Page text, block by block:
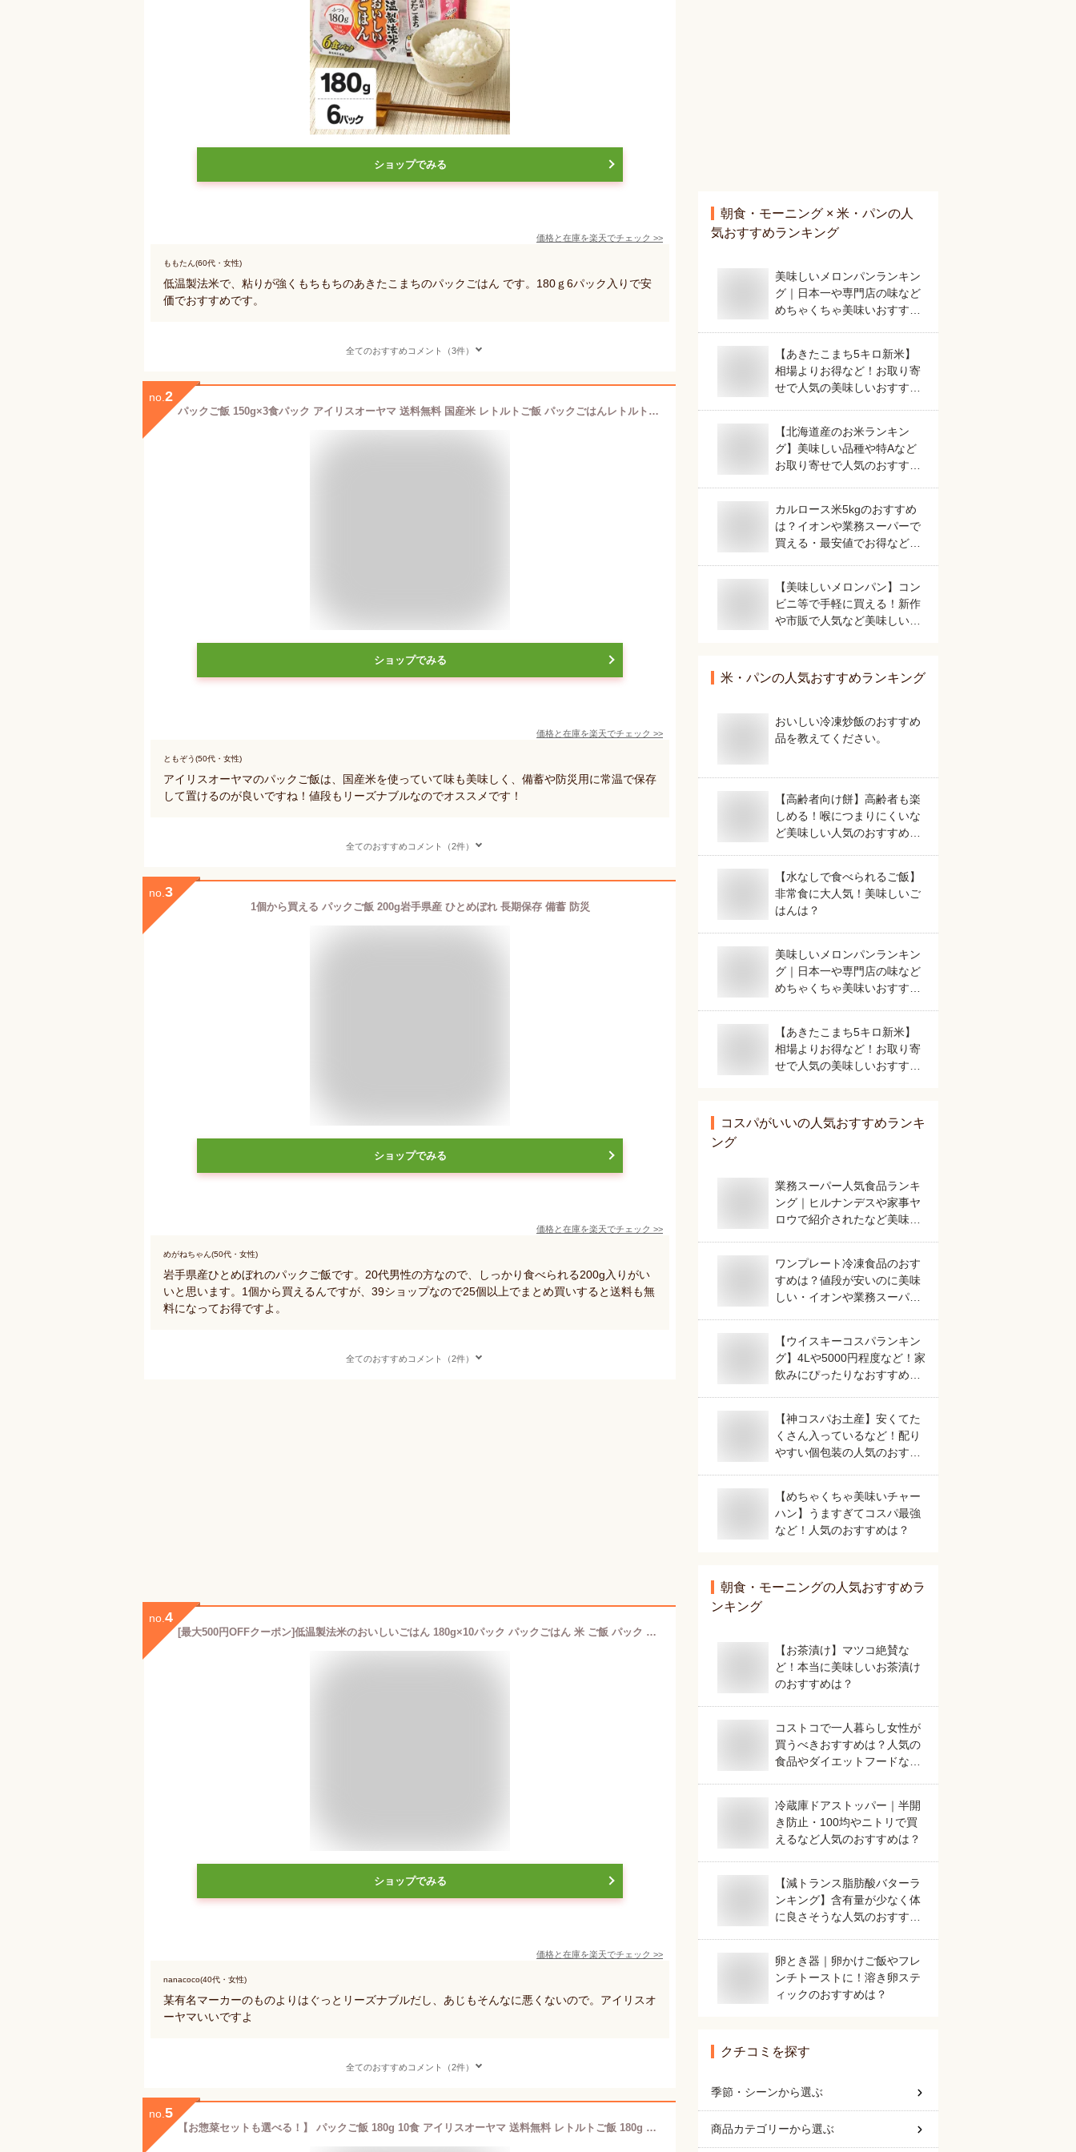
ショップでみる
価格と在庫を楽天でチェック >>
ももたん(60代・女性)
低温製法米で、粘りが強くもちもちのあきたこまちのパックごはん です。180ｇ6パック入りで安
価でおすすめです。
全てのおすすめコメント（3件）
no. 2
パックご飯 150g×3食パック アイリスオーヤマ 送料無料 国産米 レトルトご飯 パックごはんレトルトごはん 備蓄用 防災 常温保存可 保存食 非常食 一人暮らし 仕送り 低温製法米のおいしいごはん アイリスフーズ
ショップでみる
価格と在庫を楽天でチェック >>
ともぞう(50代・女性)
アイリスオーヤマのパックご飯は、国産米を使っていて味も美味しく、備蓄や防災用に常温で保存
して置けるのが良いですね！値段もリーズナブルなのでオススメです！
全てのおすすめコメント（2件）
no. 3
1個から買える パックご飯 200g岩手県産 ひとめぼれ 長期保存 備蓄 防災
ショップでみる
価格と在庫を楽天でチェック >>
めがねちゃん(50代・女性)
岩手県産ひとめぼれのパックご飯です。20代男性の方なので、しっかり食べられる200g入りがい
いと思います。1個から買えるんですが、39ショップなので25個以上でまとめ買いすると送料も無
料になってお得ですよ。
全てのおすすめコメント（2件）
no. 4
[最大500円OFFクーポン]低温製法米のおいしいごはん 180g×10パック パックごはん 米 ご飯 パック レトルト レンチン 備蓄 非常食 保存食 常温で長期保存 アウトドア 食料 防災 国産米 アイリスオーヤマ
ショップでみる
価格と在庫を楽天でチェック >>
nanacoco(40代・女性)
某有名マーカーのものよりはぐっとリーズナブルだし、あじもそんなに悪くないので。アイリスオ
ーヤマいいですよ
全てのおすすめコメント（2件）
no. 5
【お惣菜セットも選べる！】 パックご飯 180g 10食 アイリスオーヤマ 送料無料 レトルトご飯 180g パックごはん 180g 国産米100％使用 レトルト御飯 非常食 備蓄用 防災 常温保存可 一人暮らし 仕送り 低温製法米のおいしいごはん アイリスフーズ
朝食・モーニング × 米・パンの人
気おすすめランキング
美味しいメロンパンランキン
グ｜日本一や専門店の味など
めちゃくちゃ美味いおすすめ
【あきたこまち5キロ新米】
相場よりお得など！お取り寄
せで人気の美味しいおすすめ
【北海道産のお米ランキン
グ】美味しい品種や特Aなど
お取り寄せで人気のおすすめ
カルロース米5kgのおすすめ
は？イオンや業務スーパーで
買える・最安値でお得など人
【美味しいメロンパン】コン
ビニ等で手軽に買える！新作
や市販で人気など美味しいお
米・パンの人気おすすめランキング
おいしい冷凍炒飯のおすすめ
品を教えてください。
【高齢者向け餅】高齢者も楽
しめる！喉につまりにくいな
ど美味しい人気のおすすめ
【水なしで食べられるご飯】
非常食に大人気！美味しいご
はんは？
美味しいメロンパンランキン
グ｜日本一や専門店の味など
めちゃくちゃ美味いおすすめ
【あきたこまち5キロ新米】
相場よりお得など！お取り寄
せで人気の美味しいおすすめ
コスパがいいの人気おすすめランキ
ング
業務スーパー人気食品ランキ
ング｜ヒルナンデスや家事ヤ
ロウで紹介されたなど美味し
ワンプレート冷凍食品のおす
すめは？値段が安いのに美味
しい・イオンや業務スーパー
【ウイスキーコスパランキン
グ】4Lや5000円程度など！家
飲みにぴったりなおすすめ
【神コスパお土産】安くてた
くさん入っているなど！配り
やすい個包装の人気のおすす
【めちゃくちゃ美味いチャー
ハン】うますぎてコスパ最強
など！人気のおすすめは？
朝食・モーニングの人気おすすめラ
ンキング
【お茶漬け】マツコ絶賛な
ど！本当に美味しいお茶漬け
のおすすめは？
コストコで一人暮らし女性が
買うべきおすすめは？人気の
食品やダイエットフードなど
冷蔵庫ドアストッパー｜半開
き防止・100均やニトリで買
えるなど人気のおすすめは？
【減トランス脂肪酸バターラ
ンキング】含有量が少なく体
に良さそうな人気のおすすめ
卵とき器｜卵かけご飯やフレ
ンチトーストに！溶き卵ステ
ィックのおすすめは？
クチコミを探す
季節・シーンから選ぶ
商品カテゴリーから選ぶ